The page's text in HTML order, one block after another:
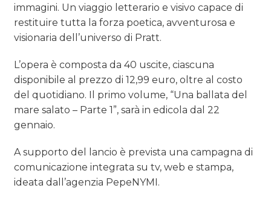
immagini. Un viaggio letterario e visivo capace di
restituire tutta la forza poetica, avventurosa e
visionaria dell’universo di Pratt.
L’opera è composta da 40 uscite, ciascuna
disponibile al prezzo di 12,99 euro, oltre al costo
del quotidiano. Il primo volume, “Una ballata del
mare salato – Parte 1”, sarà in edicola dal 22
gennaio.
A supporto del lancio è prevista una campagna di
comunicazione integrata su tv, web e stampa,
ideata dall’agenzia PepeNYMI.